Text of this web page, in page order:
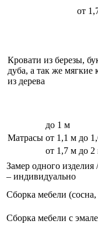
от
Кровати из березы,
дуба, а так же мягкие
из дерева
Матрасы
до 1 м
от 1,1 м до
от 1,7 м до 2
Замер одного изделия
– индивидуально
Сборка мебели (сосна,
Сборка мебели с